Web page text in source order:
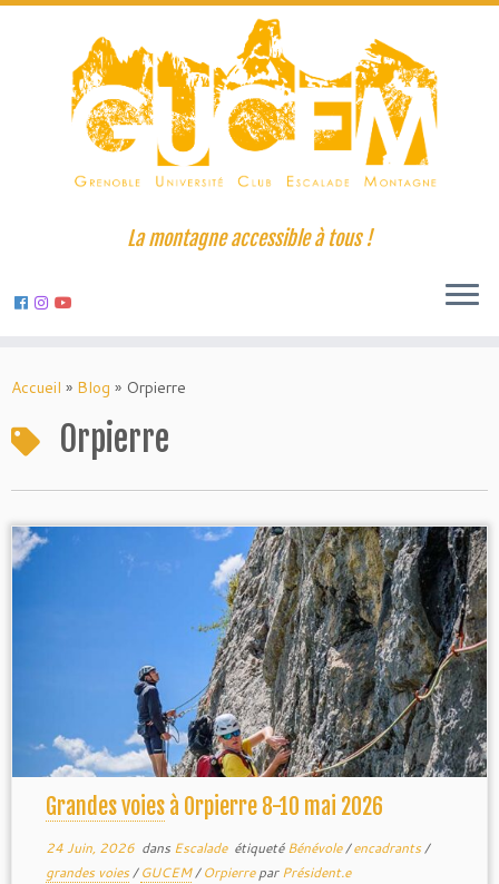
to
La montagne accessible à tous !
Accueil » Blog » Orpierre
Orpierre
grande voie
grandes voies
Gucem
Grandes voies à Orpierre 8-10 mai 2026
24 Juin, 2026dans Escalade étiquetéBénévole/encadrants/
grandes voies/GUCEM/OrpierreparPrésident.e